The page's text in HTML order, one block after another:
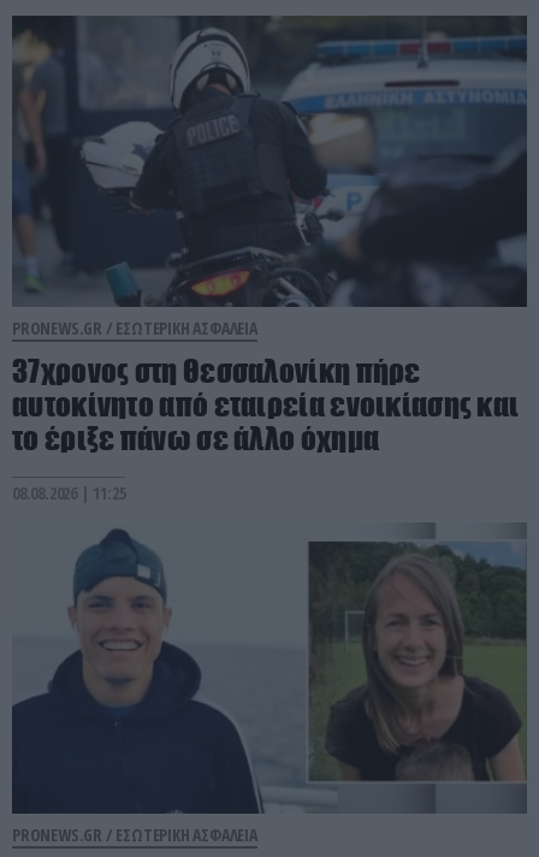
PRONEWS.GR / ΕΣΩΤΕΡΙΚΗ ΑΣΦΑΛΕΙΑ
37χρονος στη Θεσσαλονίκη πήρε
αυτοκίνητο από εταιρεία ενοικίασης και
το έριξε πάνω σε άλλο όχημα
08.08.2026 | 11:25
PRONEWS.GR / ΕΣΩΤΕΡΙΚΗ ΑΣΦΑΛΕΙΑ